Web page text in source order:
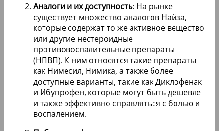
Аналоги и их доступность: На рынке
существует множество аналогов Найза,
которые содержат то же активное вещество
или другие нестероидные
противовоспалительные препараты
(НПВП). К ним относятся такие препараты,
как Нимесил, Нимика, а также более
доступные варианты, такие как Диклофенак
и Ибупрофен, которые могут быть дешевле
и также эффективно справляться с болью и
воспалением.